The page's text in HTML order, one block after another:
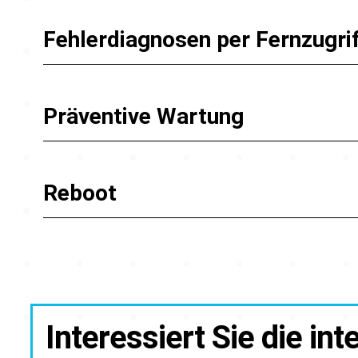
Fehlerdiagnosen per
Präventive Wartung
Reboot
Interessiert Sie die